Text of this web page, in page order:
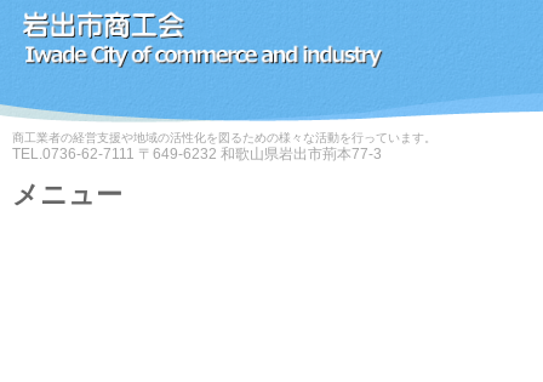
商工業者の経営支援や地域の活性化を図るための様々な活動を行っています。
TEL.0736-62-7111 〒649-6232 和歌山県岩出市荊本77-3
メニュー